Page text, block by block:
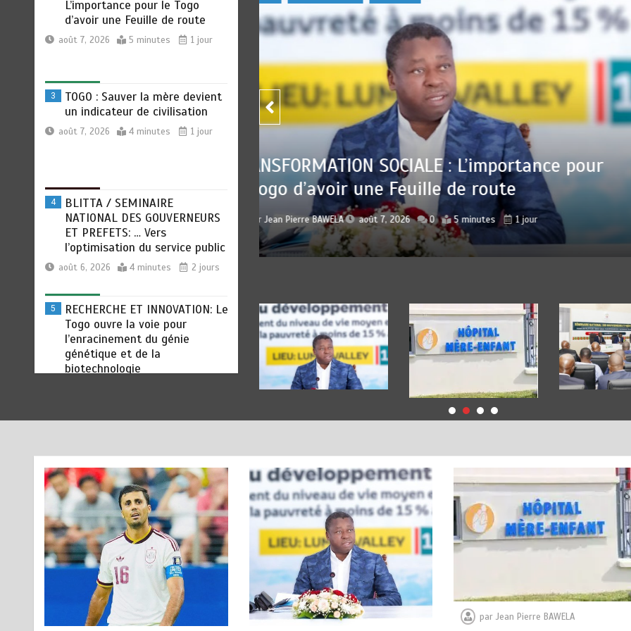
un indicateur de civilisation
4
BLITTA / SEMINAIRE
NATIONAL DES GOUVERNEURS
ET PREFETS: … Vers
5
RECHERCHE ET INNOVATION: Le
Togo ouvre la voie pour
l’enracinement du génie
génétique et de la
biotechnologie
6
TOGO : Bon vent dans les
secteurs des transports et du
tourisme
août 6, 2026 4 minutes
1
RODRI AU BARÇA PLUTOT
Guardiola…
août 7, 2026 5 minutes 1 jour
2
TRANSFORMATION SOCIALE :
L’importance pour le Togo
d’avoir une Feuille de route
août 7, 2026 5 minutes
Feuille de route
5 minutes 1 jour
TOGO : Sauver la mère devient un
civilisation
parJean Pierre BAWELA août 7, 2026 0 4 minutes
par Jean Pierre BAWELA